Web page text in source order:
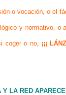
o vocación, o el
y normativo, o
coger o no, ¡¡¡
.
Y LA RED